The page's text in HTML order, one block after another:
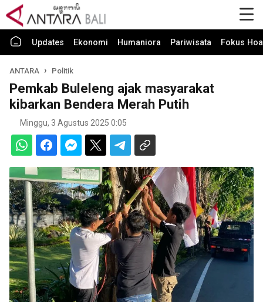
Updates Ekonomi Humaniora Pariwisata Fokus
ANTARA Politik
Pemkab Buleleng ajak masyarakat
kibarkan Bendera Merah Putih
Minggu, 3 Agustus 2025 0:05